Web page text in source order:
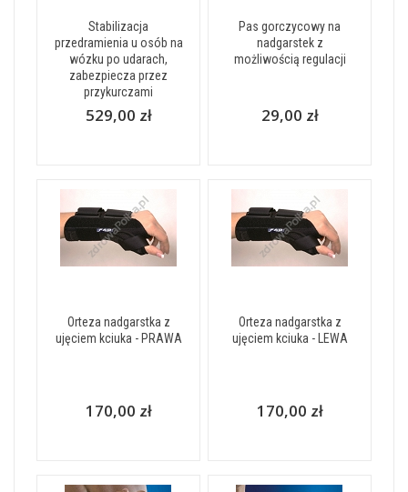
Stabilizacja
przedramienia u osób na
wózku po udarach,
zabezpiecza przez
przykurczami
529,00 zł
Pas gorczycowy na
nadgarstek z
możliwością regulacji
29,00 zł
Orteza nadgarstka z
ujęciem kciuka - PRAWA
170,00 zł
Orteza nadgarstka z
ujęciem kciuka - LEWA
170,00 zł